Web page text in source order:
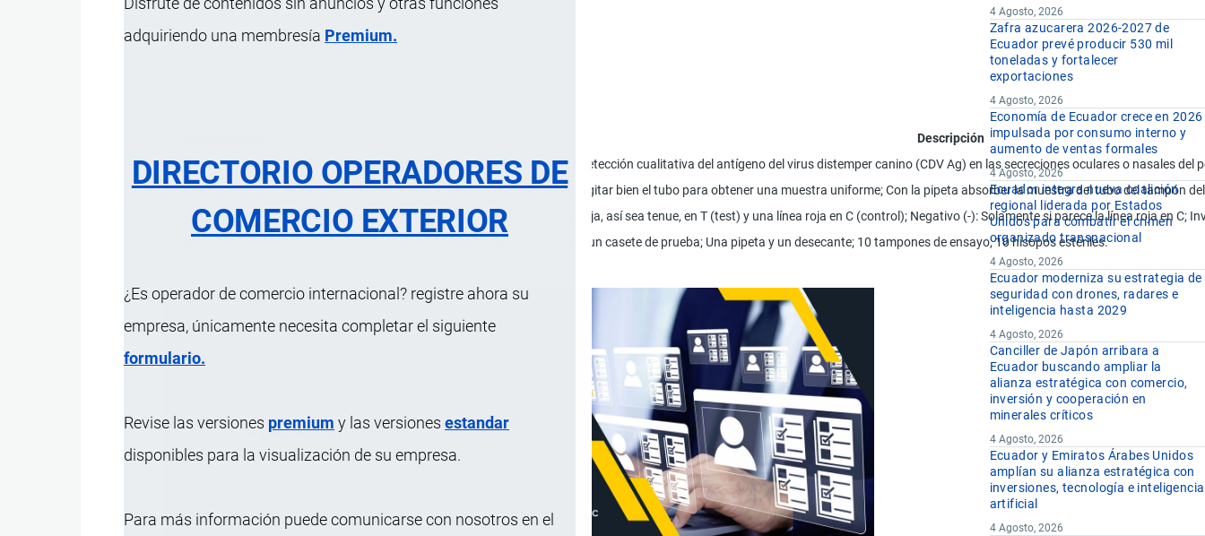
adquiriendo una membresía Premium.
DIRECTORIO OPERADORES DE
COMERCIO EXTERIOR
¿Es operador de comercio internacional? registre ahora su
empresa, únicamente necesita completar el siguiente
formulario.
Revise las versiones premium y las versiones estandar
disponibles para la visualización de su empresa.
Para más información puede comunicarse con nosotros en el
Descripción
Uso
Prueba inmunocromatográfica de flujo lateral para la detección cualitativa del antígeno del virus distemper canino (CDV Ag) en las secreciones oculares o nasales del
Modo de uso
Introducir el hisopo en el tubo del tampón del ensayo; Agitar bien el tubo para obtener una muestra uniforme; Con la pipeta absorber la muestra del tubo del tampón
Lectura del resultado Positivo (+): En el casete de prueba aparece una línea roja, así sea tenue, en T (test) y una línea roja en C (control); Negativo (-): Solamente si parece la línea roja en C;
En caja de cartón: 10 bolsas de aluminio que contienen un casete de prueba; Una pipeta y un desecante; 10 tampones de ensayo; 10 hisopos estériles.
4 Agosto, 2026
Zafra azucarera 2026-2027 de
Ecuador prevé producir 530 mil
toneladas y fortalecer
exportaciones
4 Agosto, 2026
Economía de Ecuador crece en 2026
impulsada por consumo interno y
aumento de ventas formales
4 Agosto, 2026
Ecuador integra nueva coalición
regional liderada por Estados
Unidos para combatir el crimen
organizado transnacional
4 Agosto, 2026
Ecuador moderniza su estrategia de
seguridad con drones, radares e
inteligencia hasta 2029
4 Agosto, 2026
Canciller de Japón arribara a
Ecuador buscando ampliar la
alianza estratégica con comercio,
inversión y cooperación en
minerales críticos
4 Agosto, 2026
Ecuador y Emiratos Árabes Unidos
amplían su alianza estratégica con
inversiones, tecnología e inteligencia
artificial
4 Agosto, 2026